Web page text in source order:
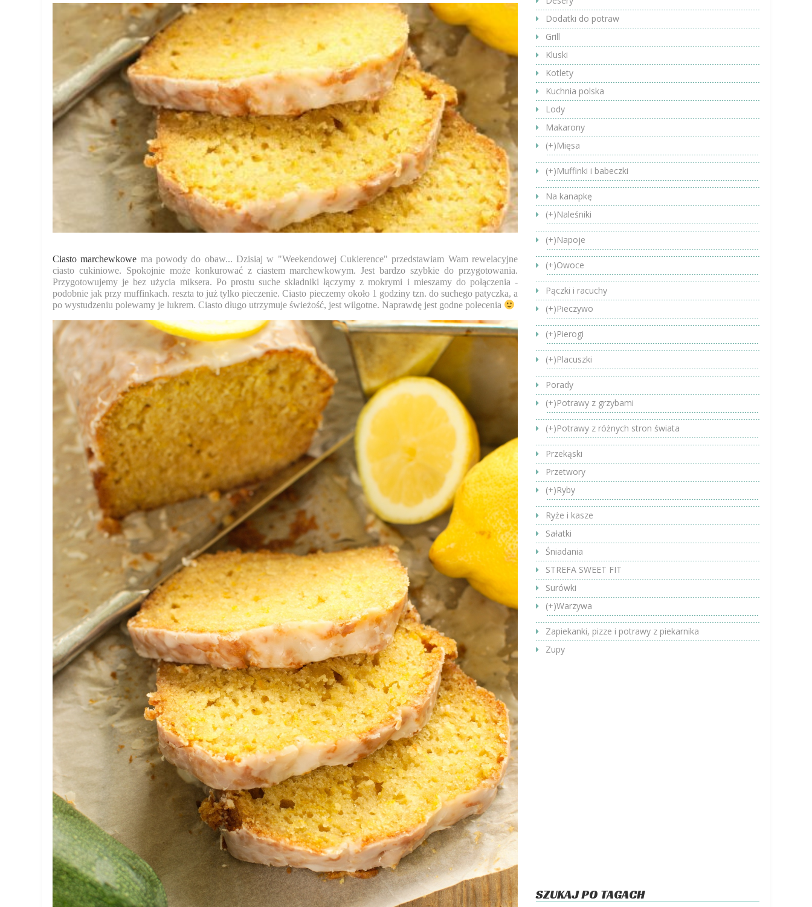
Ciasto marchewkowe ma powody do obaw... Dzisiaj w "Weekendowej Cukierence" przedstawiam Wam rewelacyjne
ciasto cukiniowe. Spokojnie może konkurować z ciastem marchewkowym. Jest bardzo szybkie do przygotowania.
Przygotowujemy je bez użycia miksera. Po prostu suche składniki łączymy z mokrymi i mieszamy do połączenia -
podobnie jak przy muffinkach. reszta to już tylko pieczenie. Ciasto pieczemy około 1 godziny tzn. do suchego patyczka, a
po wystudzeniu polewamy je lukrem. Ciasto długo utrzymuje świeżość, jest wilgotne. Naprawdę jest godne polecenia
Dodatki do potraw
Grill
Kluski
Kotlety
Kuchnia polska
Lody
Makarony
(+)Mięsa
(+)Muffinki i babeczki
Na kanapkę
(+)Naleśniki
(+)Napoje
(+)Owoce
Pączki i racuchy
(+)Pieczywo
(+)Pierogi
(+)Placuszki
Porady
(+)Potrawy z grzybami
(+)Potrawy z różnych stron świata
Przekąski
Przetwory
(+)Ryby
Ryże i kasze
Sałatki
Śniadania
STREFA SWEET FIT
Surówki
(+)Warzywa
Zapiekanki, pizze i potrawy z piekarnika
Zupy
SZUKAJ PO TAGACH